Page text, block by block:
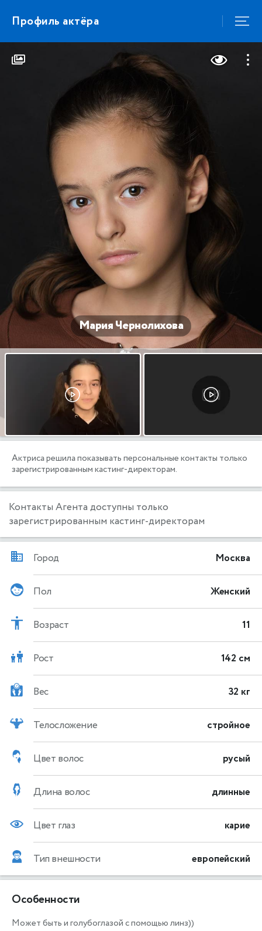
Профиль актёра
Мария Чернолихова
Актриса решила показывать персональные контакты только
зарегистрированным кастинг-директорам.
Контакты Агента доступны только
зарегистрированным кастинг-директорам
Город Москва
Пол Женский
Возраст 11
Рост 142 см
Вес 32 кг
Телосложение стройное
Цвет волос русый
Длина волос длинные
Цвет глаз карие
Тип внешности европейский
Особенности
Может быть и голубоглазой с помощью линз))